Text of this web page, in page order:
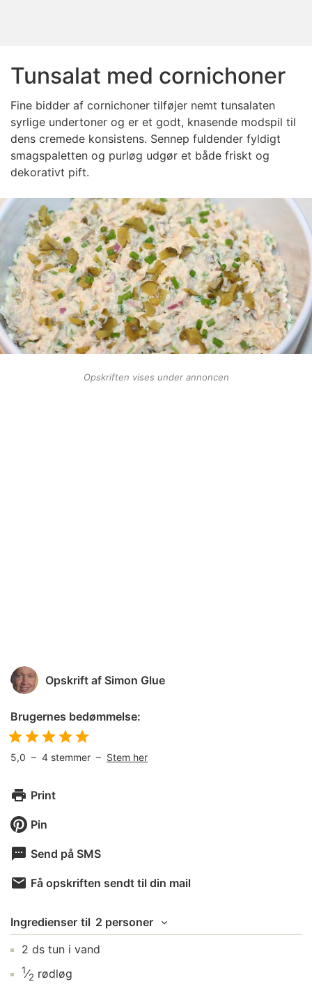
Tunsalat med cornichoner
Fine bidder af cornichoner tilføjer nemt tunsalaten
syrlige undertoner og er et godt, knasende modspil til
dens cremede konsistens. Sennep fuldender fyldigt
smagspaletten og purløg udgør et både friskt og
dekorativt pift.
Opskriften vises under annoncen
Opskrift af Simon Glue
Brugernes bedømmelse:
5,0 – 4 stemmer – Stem her
Print
Pin
Send på SMS
Få opskriften sendt til din mail
Ingredienser til 2 personer
2 ds tun i vand
1⁄2 rødløg